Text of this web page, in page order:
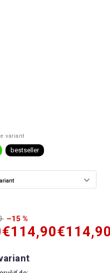
variant
bestseller
–15 %
€114,90